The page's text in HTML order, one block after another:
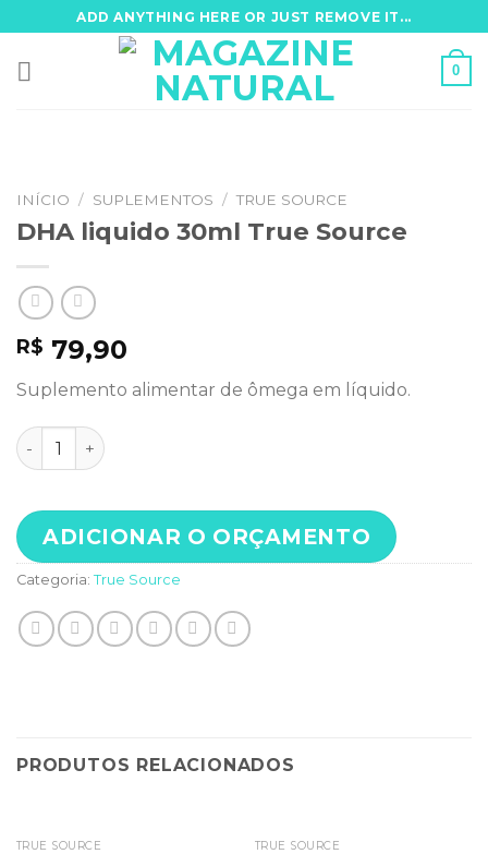
to
content
ADD ANYTHING HERE OR JUST REMOVE IT...
0
INÍCIO / SUPLEMENTOS / TRUE SOURCE
DHA liquido 30ml True Source
R$ 79,90
Suplemento alimentar de ômega em líquido.
DHA liquido 30ml True Source quantidade
ADICIONAR O ORÇAMENTO
Categoria: True Source
PRODUTOS RELACIONADOS
TRUE SOURCE TRUE SOURCE